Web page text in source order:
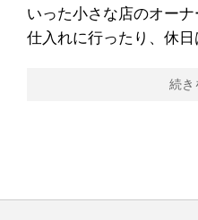
いった小さな店のオー
仕入れに行ったり、休日
続き